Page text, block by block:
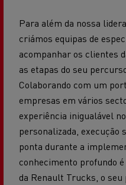
Para além da nossa
criámos equipas de
acompanhar os clientes
as etapas do seu
Colaborando com um
empresas em vários
experiência inigualável
personalizada, execução
ponta durante a
conhecimento profundo
da Renault Trucks, o